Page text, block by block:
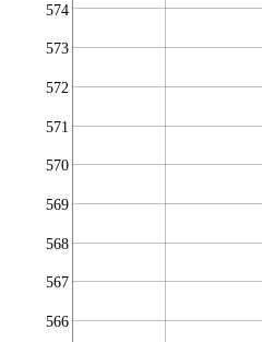
566
567
568
569
570
571
572
573
574